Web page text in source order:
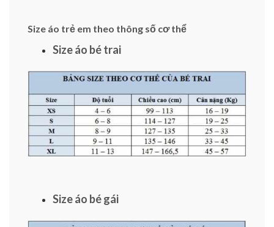
Size áo trẻ em theo thông số cơ thể
Size áo bé trai
Size áo bé gái